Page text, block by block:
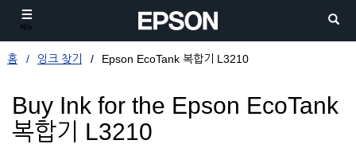
메뉴
홈 잉크 찾기 Epson EcoTank 복합기 L3210
Buy Ink for the Epson EcoTank
복합기 L3210